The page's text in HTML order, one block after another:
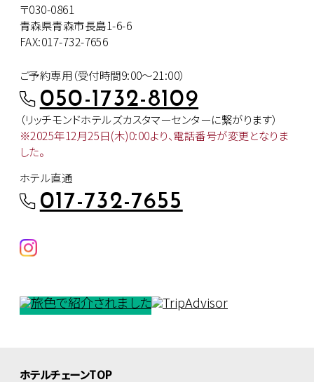
〒030-0861
青森県青森市長島1-6-6
FAX:017-732-7656
ご予約専用（受付時間9:00～21:00）
050-1732-8109
（リッチモンドホテルズカスタマーセンターに繋がります）
※2025年12月25日(木)0:00より、電話番号が変更となりま
した。
ホテル直通
017-732-7655
ホテルチェーンTOP